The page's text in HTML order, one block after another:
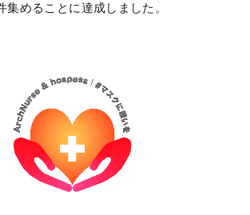
集めることに達成しました。